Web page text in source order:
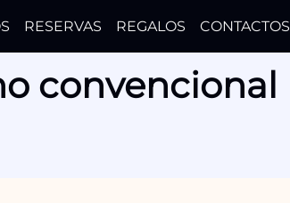
RESERVAS REGALOS CONTACTOS
convencional